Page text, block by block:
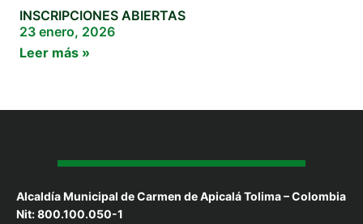
INSCRIPCIONES ABIERTAS
23 enero, 2026
Leer más »
Alcaldía Municipal de Carmen de Apicalá Tolima – Colombia
Nit: 800.100.050-1